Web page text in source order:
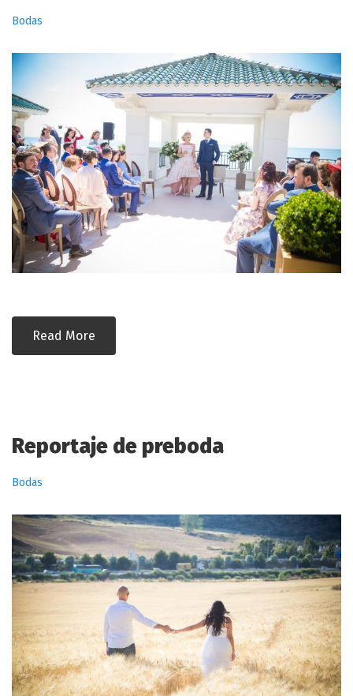
Bodas
Read More
Reportaje de preboda
Bodas